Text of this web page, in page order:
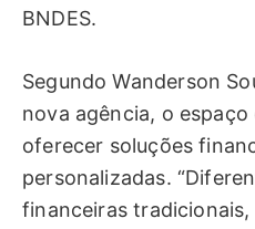
BNDES.
Segundo Wanderson
nova agência, o
oferecer soluções
personalizadas.
financeiras tradicionais,